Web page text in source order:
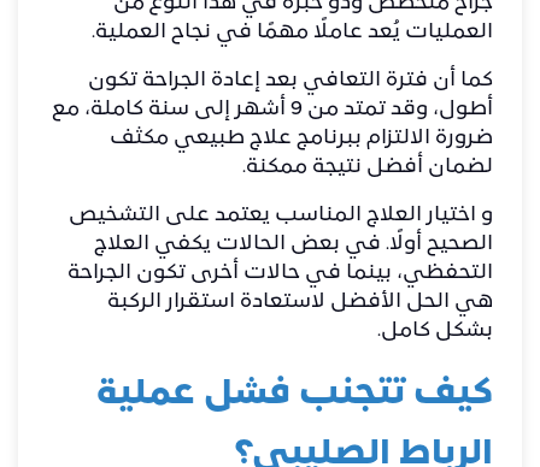
العمليات يُعد عاملًا مهمًا في نجاح العملية.
كما أن فترة التعافي بعد إعادة الجراحة تكون
أطول، وقد تمتد من 9 أشهر إلى سنة كاملة، مع
ضرورة الالتزام ببرنامج علاج طبيعي مكثف
لضمان أفضل نتيجة ممكنة.
و اختيار العلاج المناسب يعتمد على التشخيص
الصحيح أولًا. في بعض الحالات يكفي العلاج
التحفظي، بينما في حالات أخرى تكون الجراحة
هي الحل الأفضل لاستعادة استقرار الركبة
بشكل كامل.
كيف تتجنب فشل عملية
الرباط الصليبي؟